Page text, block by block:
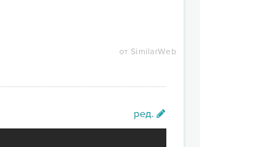
от SimilarWeb